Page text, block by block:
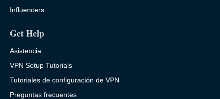
Influencers
Get Help
Asistencia
VPN Setup Tutorials
Tutoriales de configuración de VPN
Preguntas frecuentes